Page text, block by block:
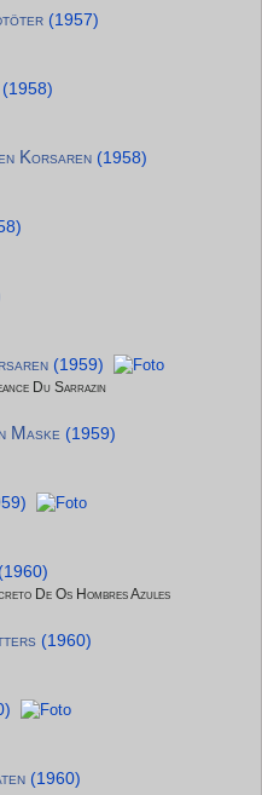
(1957)
(1958)
Korsaren (1958)
(1959)
Du Sarrazin
Maske (1959)
(1960)
De Os Hombres Azules
(1960)
(1960)